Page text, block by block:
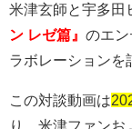
米津玄師と宇多田
ン レゼ篇』 のエ
ラボレーションを
この対談動画は
り、米津ファン